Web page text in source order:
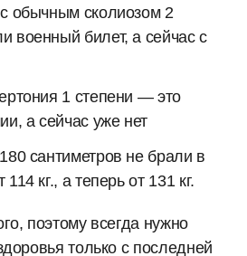
обычным сколиозом 2
военный билет, а сейчас с
1 степени — это
а сейчас уже нет
сантиметров не брали в
кг., а теперь от 131 кг.
поэтому всегда нужно
только с последней